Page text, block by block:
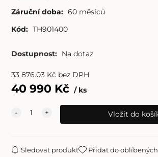
Záruční doba: 60 měsíců
Kód: TH901400
Dostupnost: Na dotaz
33 876.03Kč bez DPH
40 990 Kč ks
Sledovat produkt Přidat do oblíbených